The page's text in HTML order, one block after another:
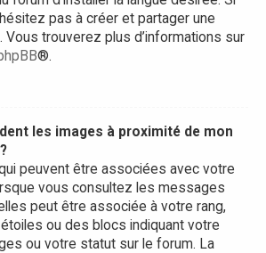
pas à créer et partager une
Vous trouverez plus d’informations sur
®.
les images à proximité de mon
qui peuvent être associées avec votre
vous consultez les messages
peut être associée à votre rang,
ou des blocs indiquant votre
ou votre statut sur le forum. La